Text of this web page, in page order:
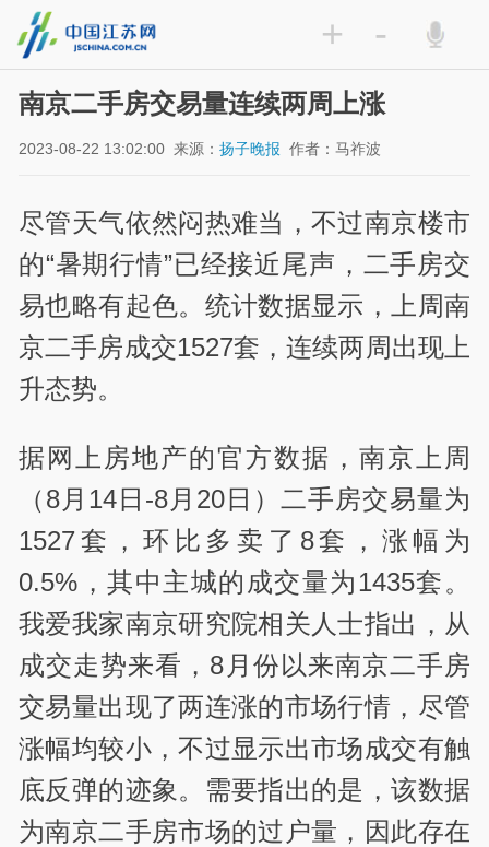
+ -
南京二手房交易量连续两周上涨
2023-08-22 13:02:00 来源：扬子晚报 作者：马祚波
尽管天气依然闷热难当，不过南京楼市
的“暑期行情”已经接近尾声，二手房交
易也略有起色。统计数据显示，上周南
京二手房成交1527套，连续两周出现上
升态势。
据网上房地产的官方数据，南京上周
（8月14日-8月20日）二手房交易量为
1527套，环比多卖了8套，涨幅为
0.5%，其中主城的成交量为1435套。
我爱我家南京研究院相关人士指出，从
成交走势来看，8月份以来南京二手房
交易量出现了两连涨的市场行情，尽管
涨幅均较小，不过显示出市场成交有触
底反弹的迹象。需要指出的是，该数据
为南京二手房市场的过户量，因此存在